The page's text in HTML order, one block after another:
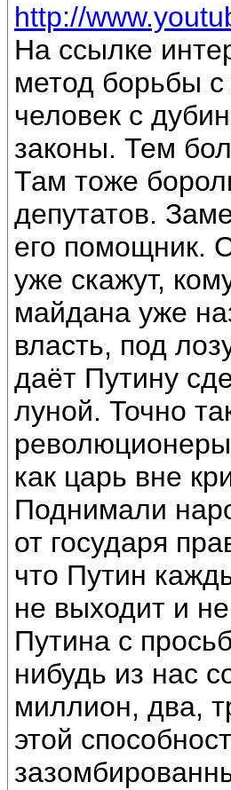
http://
На ссылке
метод борьбы с
человек с
законы. Тем
Там тоже
депутатов.
его помощник.
уже скажут,
майдана уже
власть, под
даёт Путину
луной. Точно
как царь вне
Поднимали
от государя
что Путин
не выходит и
Путина с
нибудь из нас
миллион, два,
этой